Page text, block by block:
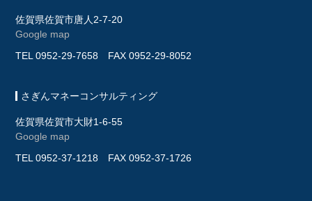
佐賀県佐賀市唐人2-7-20
Google map
TEL0952-29-7658 FAX 0952-29-8052
さぎんマネーコンサルティング
佐賀県佐賀市大財1-6-55
Google map
TEL0952-37-1218 FAX 0952-37-1726